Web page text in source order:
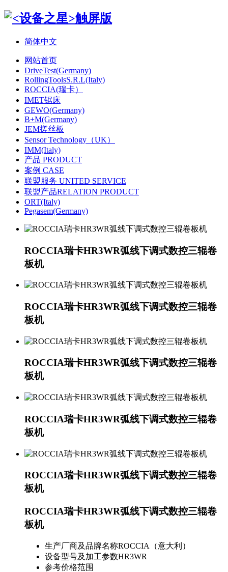
简体中文
网站首页
DriveTest(Germany)
RollingToolsS.R.L(Italy)
ROCCIA(瑞卡）
IMET锯床
GEWO(Germany)
B+M(Germany)
JEM搓丝板
Sensor Technology（UK）
IMM(Italy)
产品 PRODUCT
案例 CASE
联盟服务 UNITED SERVICE
联盟产品RELATION PRODUCT
ORT(Italy)
Pegasem(Germany)
ROCCIA瑞卡HR3WR弧线下调式数控三辊卷
板机
ROCCIA瑞卡HR3WR弧线下调式数控三辊卷
板机
ROCCIA瑞卡HR3WR弧线下调式数控三辊卷
板机
ROCCIA瑞卡HR3WR弧线下调式数控三辊卷
板机
ROCCIA瑞卡HR3WR弧线下调式数控三辊卷
板机
ROCCIA瑞卡HR3WR弧线下调式数控三辊卷
板机
生产厂商及品牌名称ROCCIA（意大利）
设备型号及加工参数HR3WR
参考价格范围